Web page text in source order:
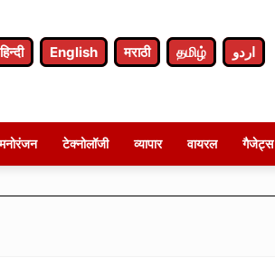
हिन्दी English मराठी தமிழ் اردو
मनोरंजन टेक्नोलॉजी व्यापार वायरल गैजेट्स